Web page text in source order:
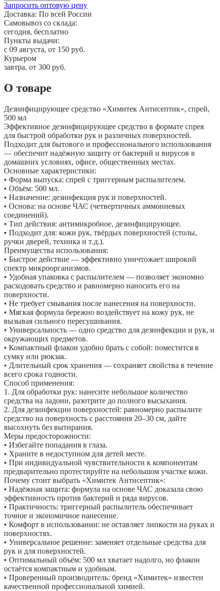
Запросить оптовую цену
Доставка: По всей России
Самовывоз со склада:
сегодня, бесплатно
Пункты выдачи:
c 09 августа, от 150 руб.
Курьером
завтра, от 300 руб.
О товаре
Дезинфицирующее средство «Химитек Антисептик», спрей,
500 мл
Эффективное дезинфицирующее средство в формате спрея
для быстрой обработки рук и различных поверхностей.
Подходит для бытового и профессионального использования
— обеспечит надёжную защиту от бактерий и вирусов в
домашних условиях, офисе, общественных местах.
Основные характеристики:
• Форма выпуска: спрей с триггерным распылителем.
• Объём: 500 мл.
• Назначение: дезинфекция рук и поверхностей.
• Основа: на основе ЧАС (четвертичных аммониевых
соединений).
• Тип действия: антимикробное, дезинфицирующее.
• Подходит для: кожи рук, твёрдых поверхностей (столы,
ручки дверей, техника и т. д.).
Преимущества использования:
• Быстрое действие — эффективно уничтожает широкий
спектр микроорганизмов.
• Удобная упаковка с распылителем — позволяет экономно
расходовать средство и равномерно наносить его на
поверхности.
• Не требует смывания после нанесения на поверхности.
• Мягкая формула бережно воздействует на кожу рук, не
вызывая сильного пересушивания.
• Универсальность — одно средство для дезинфекции и рук, и
окружающих предметов.
• Компактный флакон удобно брать с собой: поместится в
сумку или рюкзак.
• Длительный срок хранения — сохраняет свойства в течение
всего срока годности.
Способ применения:
1. Для обработки рук: нанесите небольшое количество
средства на ладони, разотрите до полного высыхания.
2. Для дезинфекции поверхностей: равномерно распылите
средство на поверхность с расстояния 20–30 см, дайте
высохнуть без вытирания.
Меры предосторожности:
• Избегайте попадания в глаза.
• Храните в недоступном для детей месте.
• При индивидуальной чувствительности к компонентам
предварительно протестируйте на небольшом участке кожи.
Почему стоит выбрать «Химитек Антисептик»:
• Надёжная защита: формула на основе ЧАС доказала свою
эффективность против бактерий и ряда вирусов.
• Практичность: триггерный распылитель обеспечивает
точное и экономичное нанесение.
• Комфорт в использовании: не оставляет липкости на руках и
поверхностях.
• Универсальное решение: заменяет отдельные средства для
рук и для поверхностей.
• Оптимальный объём: 500 мл хватает надолго, но флакон
остаётся компактным и удобным.
• Проверенный производитель: бренд «Химитек» известен
качественной профессиональной химией.